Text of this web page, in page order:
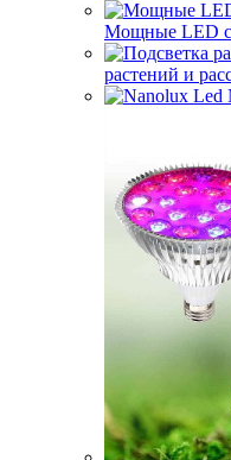
Мощные LED
растений и